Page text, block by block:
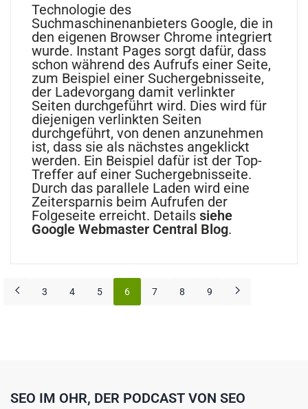
Technologie des
Suchmaschinenanbieters Google, die in
den eigenen Browser Chrome integriert
wurde. Instant Pages sorgt dafür, dass
schon während des Aufrufs einer Seite,
zum Beispiel einer Suchergebnisseite,
der Ladevorgang damit verlinkter
Seiten durchgeführt wird. Dies wird für
diejenigen verlinkten Seiten
durchgeführt, von denen anzunehmen
ist, dass sie als nächstes angeklickt
werden. Ein Beispiel dafür ist der Top-
Treffer auf einer Suchergebnisseite.
Durch das parallele Laden wird eine
Zeitersparnis beim Aufrufen der
Folgeseite erreicht. Details siehe
Google Webmaster Central Blog.
3 4 5 6 7 8 9
SEO IM OHR, DER PODCAST VON SEO